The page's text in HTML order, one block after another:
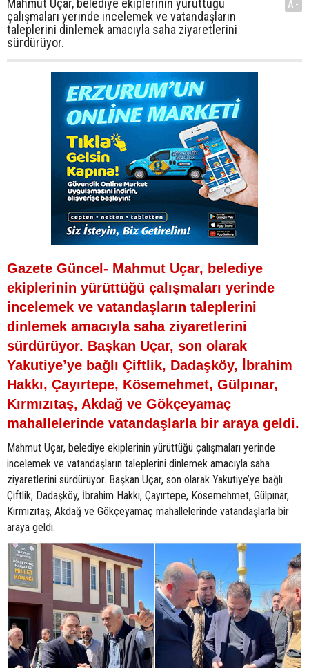
Mahmut Uçar, belediye ekiplerinin yürüttüğü
çalışmaları yerinde incelemek ve vatandaşların
taleplerini dinlemek amacıyla saha ziyaretlerini
sürdürüyor.
A-
Gazete Güncel- Mahmut Uçar, belediye
ekiplerinin yürüttüğü çalışmaları yerinde
incelemek ve vatandaşların taleplerini
dinlemek amacıyla saha ziyaretlerini
sürdürüyor. Başkan Uçar, son olarak
Yakutiye’ye bağlı Çiftlik, Dadaşköy, İbrahim
Hakkı, Çayırtepe, Kösemehmet, Gülpınar,
Kırmızıtaş, Akdağ ve Gökçeyamaç
mahallelerinde vatandaşlarla bir araya geldi.
Mahmut Uçar, belediye ekiplerinin yürüttüğü çalışmaları yerinde
incelemek ve vatandaşların taleplerini dinlemek amacıyla saha
ziyaretlerini sürdürüyor. Başkan Uçar, son olarak Yakutiye’ye bağlı
Çiftlik, Dadaşköy, İbrahim Hakkı, Çayırtepe, Kösemehmet, Gülpınar,
Kırmızıtaş, Akdağ ve Gökçeyamaç mahallelerinde vatandaşlarla bir
araya geldi.